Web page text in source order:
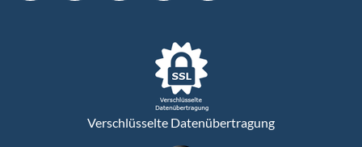
Verschlüsselte Datenübertragung